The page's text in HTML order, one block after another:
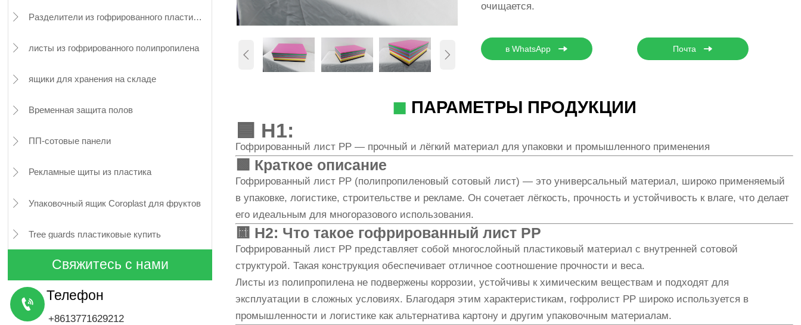
 Разделители из гофрированного пластика ПП
 листы из гофрированного полипропилена
 ящики для хранения на складе
 Временная защита полов
 ПП-сотовые панели
 Рекламные щиты из пластика
 Упаковочный ящик Coroplast для фруктов
 Tree guards пластиковые купить
Свяжитесь с нами

Телефон
+8613771629212
 
очищается.
в WhatsApp Почта
◼ ПАРАМЕТРЫ ПРОДУКЦИИ
H1:
Гофрированный лист PP — прочный и лёгкий материал для упаковки и промышленного применения
Краткое описание
Гофрированный лист PP (полипропиленовый сотовый лист) — это универсальный материал, широко применяемый
в упаковке, логистике, строительстве и рекламе. Он сочетает лёгкость, прочность и устойчивость к влаге, что делает
его идеальным для многоразового использования.
🟨 H2: Что такое гофрированный лист PP
Гофрированный лист PP представляет собой многослойный пластиковый материал с внутренней сотовой
структурой. Такая конструкция обеспечивает отличное соотношение прочности и веса.
Листы из полипропилена не подвержены коррозии, устойчивы к химическим веществам и подходят для
эксплуатации в сложных условиях. Благодаря этим характеристикам, гофролист PP широко используется в
промышленности и логистике как альтернатива картону и другим упаковочным материалам.